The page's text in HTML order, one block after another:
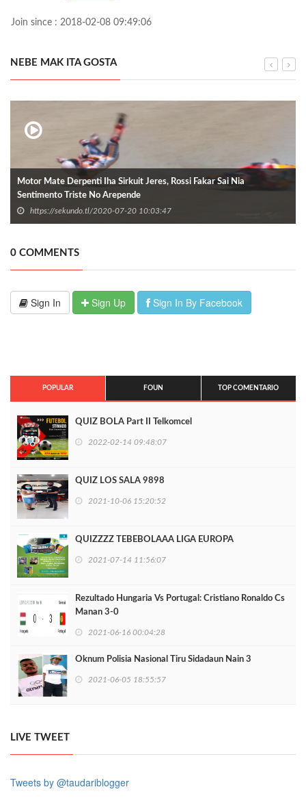
Join since : 2018-02-08 09:49:06
NEBE MAK ITA GOSTA
Motor Mate Derpenti Iha Sirkuit Jeres, Rossi Fakar Sai Nia
Sentimento Triste No Arepende
https://sekundo.tl/2020-07-20 10:03:47
0 COMMENTS
Sign In Sign Up Sign In By Facebook
POPULAR FOUN TOP COMENTARIO
QUIZ BOLA Part II Telkomcel
2022-02-14 09:48:07
QUIZ LOS SALA 9898
2021-10-06 15:20:52
QUIZZZZ TEBEBOLAAA LIGA EUROPA
2021-07-14 11:56:07
Rezultado Hungaria Vs Portugal: Cristiano Ronaldo Cs
Manan 3-0
2021-06-16 00:04:28
Oknum Polisia Nasional Tiru Sidadaun Nain 3
2021-06-05 18:55:57
LIVE TWEET
Tweets by @taudariblogger